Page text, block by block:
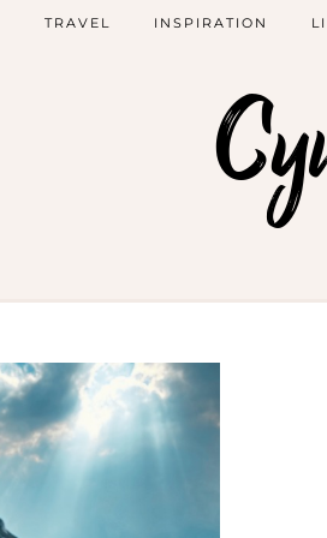
TRAVEL INSPIRATION